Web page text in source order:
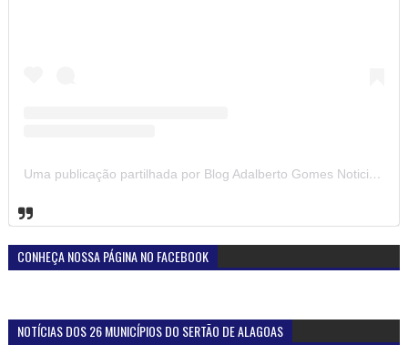
Uma publicação partilhada por Blog Adalberto Gomes Noticias (@blogadalbertogomesnoticiass)
CONHEÇA NOSSA PÁGINA NO FACEBOOK
NOTÍCIAS DOS 26 MUNICÍPIOS DO SERTÃO DE ALAGOAS